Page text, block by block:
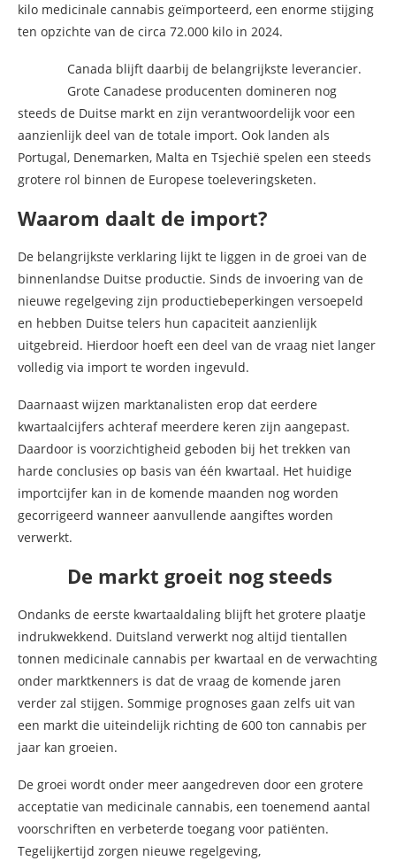
kilo medicinale cannabis geïmporteerd, een enorme stijging
ten opzichte van de circa 72.000 kilo in 2024.
Canada blijft daarbij de belangrijkste leverancier.
Grote Canadese producenten domineren nog
steeds de Duitse markt en zijn verantwoordelijk voor een
aanzienlijk deel van de totale import. Ook landen als
Portugal, Denemarken, Malta en Tsjechië spelen een steeds
grotere rol binnen de Europese toeleveringsketen.
Waarom daalt de import?
De belangrijkste verklaring lijkt te liggen in de groei van de
binnenlandse Duitse productie. Sinds de invoering van de
nieuwe regelgeving zijn productiebeperkingen versoepeld
en hebben Duitse telers hun capaciteit aanzienlijk
uitgebreid. Hierdoor hoeft een deel van de vraag niet langer
volledig via import te worden ingevuld.
Daarnaast wijzen marktanalisten erop dat eerdere
kwartaalcijfers achteraf meerdere keren zijn aangepast.
Daardoor is voorzichtigheid geboden bij het trekken van
harde conclusies op basis van één kwartaal. Het huidige
importcijfer kan in de komende maanden nog worden
gecorrigeerd wanneer aanvullende aangiftes worden
verwerkt.
De markt groeit nog steeds
Ondanks de eerste kwartaaldaling blijft het grotere plaatje
indrukwekkend. Duitsland verwerkt nog altijd tientallen
tonnen medicinale cannabis per kwartaal en de verwachting
onder marktkenners is dat de vraag de komende jaren
verder zal stijgen. Sommige prognoses gaan zelfs uit van
een markt die uiteindelijk richting de 600 ton cannabis per
jaar kan groeien.
De groei wordt onder meer aangedreven door een grotere
acceptatie van medicinale cannabis, een toenemend aantal
voorschriften en verbeterde toegang voor patiënten.
Tegelijkertijd zorgen nieuwe regelgeving,